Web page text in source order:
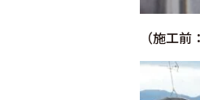
（施工前